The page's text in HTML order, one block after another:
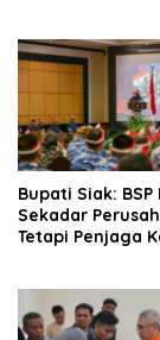
Bupati Siak: BSP
Sekadar
Tetapi Penjaga